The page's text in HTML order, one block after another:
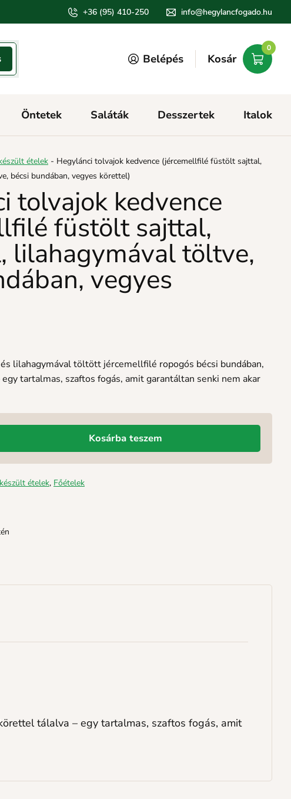
+36 (95) 410-250 info@hegylancfogado.hu
Belépés Kosár
0
Öntetek Saláták Desszertek Italok
ételek - Hegylánci tolvajok kedvence (jércemellfilé füstölt sajttal,
bécsi bundában, vegyes körettel)
tolvajok kedvence
füstölt sajttal,
lilahagymával töltve,
vegyes
lilahagymával töltött jércemellfilé ropogós bécsi bundában,
tartalmas, szaftos fogás, amit garantáltan senki nem akar
Kosárba teszem
ételek, Főételek
tálalva – egy tartalmas, szaftos fogás, amit